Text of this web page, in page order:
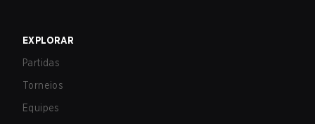
EXPLORAR
Partidas
Torneios
Equipes